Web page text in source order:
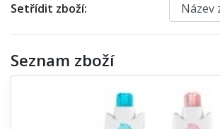
Setřídit zboží:
Seznam zboží